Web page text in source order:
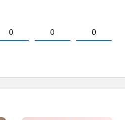
0 0 0